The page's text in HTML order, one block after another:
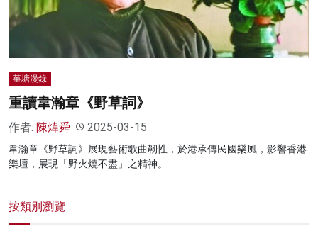
名家榜
灼見活動
堇塘漫錄
重讀韋瀚章《野草詞》
作者: 陳煒舜 2025-03-15
韋瀚章《野草詞》展現藝術歌曲韌性，於港承傳民國樂風，影響香港
樂壇，展現「野火燒不盡」之精神。
按類別瀏覽